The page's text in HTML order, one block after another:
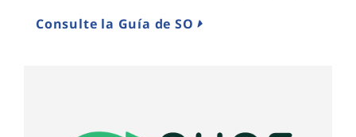
Consulte la Guía de SO